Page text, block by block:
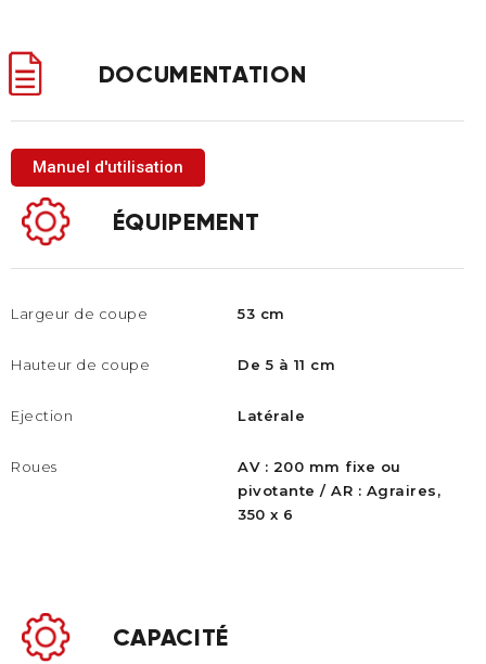
DOCUMENTATION
Manuel d'utilisation
ÉQUIPEMENT
Largeur de coupe
Hauteur de coupe
Ejection
Roues
53 cm
De 5 à 11 cm
Latérale
AV : 200 mm fixe ou
pivotante / AR : Agraires,
350 x 6​
CAPACITÉ